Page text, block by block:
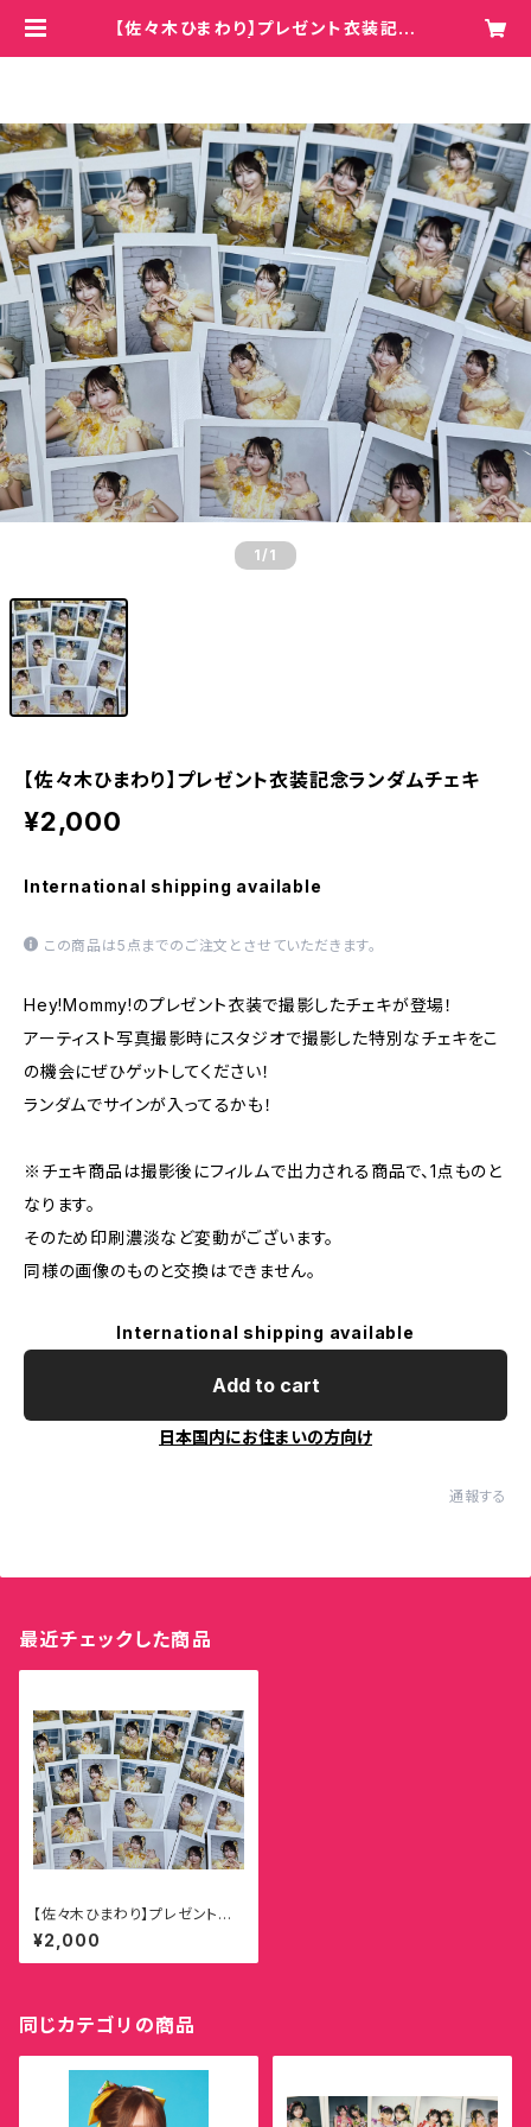
【佐々木ひまわり】プレゼント衣装記念
1 /1
【佐々木ひまわり】プレゼント衣装記念ランダムチェキ
¥2,000
International shipping available
この商品は5点までのご注文とさせていただきます。
Hey!Mommy!のプレゼント衣装で撮影したチェキが登場！
アーティスト写真撮影時にスタジオで撮影した特別なチェキをこ
の機会にぜひゲットしてください！
ランダムでサインが入ってるかも！
※チェキ商品は撮影後にフィルムで出力される商品で、1点ものと
なります。
そのため印刷濃淡など変動がございます。
同様の画像のものと交換はできません。
International shipping available
Add to cart
日本国内にお住まいの方向け
通報する
最近チェックした商品
【佐々木ひまわり】プレゼント衣
装記念ランダムチェキ
¥2,000
同じカテゴリの商品